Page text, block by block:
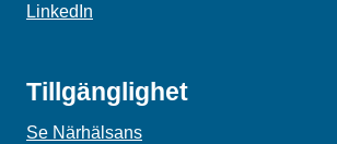
LinkedIn
Tillgänglighet
Se Närhälsans